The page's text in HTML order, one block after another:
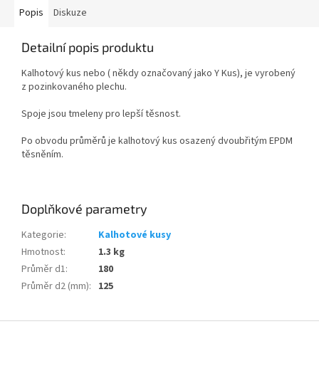
Popis Diskuze
Detailní popis produktu
Kalhotový kus nebo ( někdy označovaný jako Y Kus), je vyrobený
z pozinkovaného plechu.
Spoje jsou tmeleny pro lepší těsnost.
Po obvodu průměrů je kalhotový kus osazený dvoubřitým EPDM
těsněním.
Doplňkové parametry
Kategorie:
Kalhotové kusy
Hmotnost:
1.3 kg
Průměr d1:
180
Průměr d2 (mm): 125